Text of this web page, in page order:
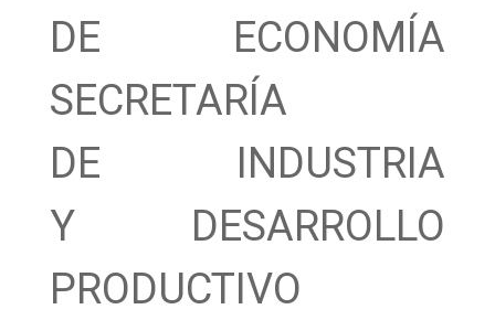
DE ECONOMÍA
SECRETARÍA
DE INDUSTRIA
Y DESARROLLO
PRODUCTIVO